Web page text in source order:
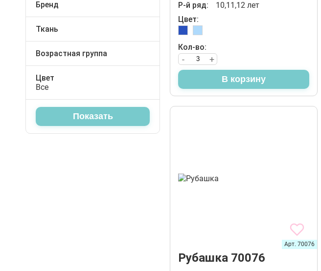
Р-й ряд:
10,11,12 лет
Цвет:
Кол-во:
+
-
В корзину
Рубашка 70076
Арт. 70076
Шорты
Юбки
Слюнявчики
Футболки
Штанишки
Бренд
Cegisa
NJN
Ткань
Возрастная группа
Школа
Цвет
Все